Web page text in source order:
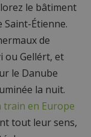
le bâtiment
Étienne.
de
ou Gellért, et
le Danube
la nuit.
train en Europe
tout leur sens,